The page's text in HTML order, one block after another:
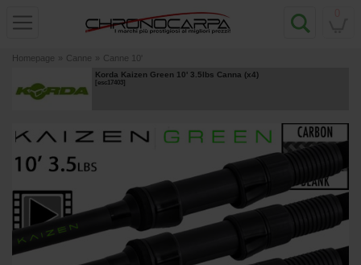
Homepage » Canne » Canne 10'
Korda Kaizen Green 10' 3.5lbs Canna (x4)
[esc17403]